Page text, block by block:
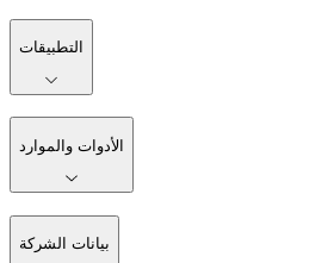
التطبيقات
الأدوات والموارد
بيانات الشركة